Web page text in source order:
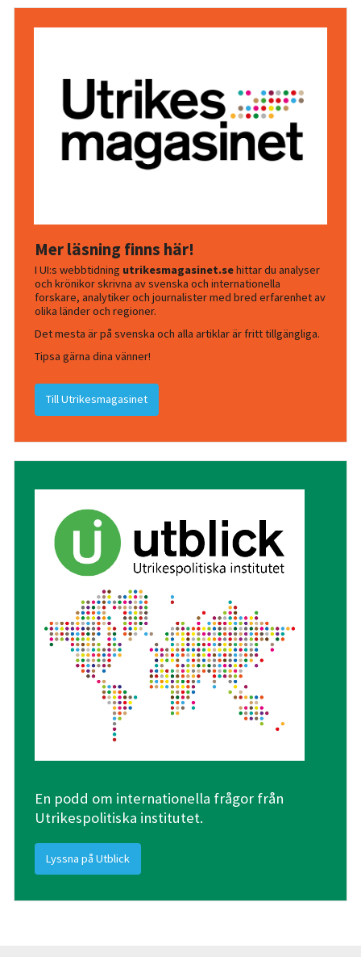
Mer läsning finns här!
I UI:s webbtidning utrikesmagasinet.sehittar du analyser
och krönikor skrivna av svenska och internationella
forskare, analytiker och journalister med bred erfarenhet av
olika länder och regioner.
Det mesta är på svenska och alla artiklar är fritt tillgängliga.
Tipsa gärna dina vänner!
Till Utrikesmagasinet
En podd om internationella frågor från
Utrikespolitiska institutet.
Lyssna på Utblick